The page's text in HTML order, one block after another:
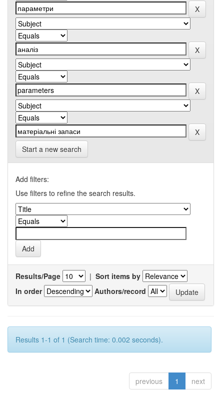
Start a new search
Add filters:
Use filters to refine the search results.
Results/Page | Sort items by
In order
Authors/record
Results 1-1 of 1 (Search time: 0.002 seconds).
previous 1 next